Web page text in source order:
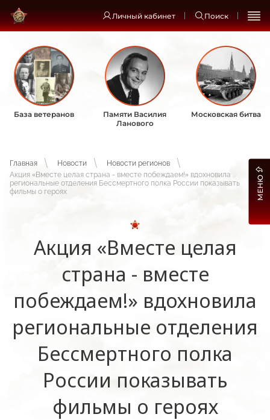
Личный кабинет Поиск
База ветеранов
Памяти Василия
Ланового
Московская битва
Главная Новости
Новости регионов
Акция «Вместе целая страна - вместе побеждаем!» вдохновила
региональные отделения Бессмертного полка России показывать
фильмы о героях
Акция «Вместе целая
страна - вместе
побеждаем!» вдохновила
региональные отделения
Бессмертного полка
России показывать
фильмы о героях
МЕНЮ